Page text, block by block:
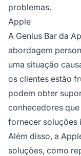
problemas.
Apple
A Genius Bar da
abordagem
uma situação
os clientes estão
podem obter
conhecedores
fornecer soluções
Além disso, a
soluções, como